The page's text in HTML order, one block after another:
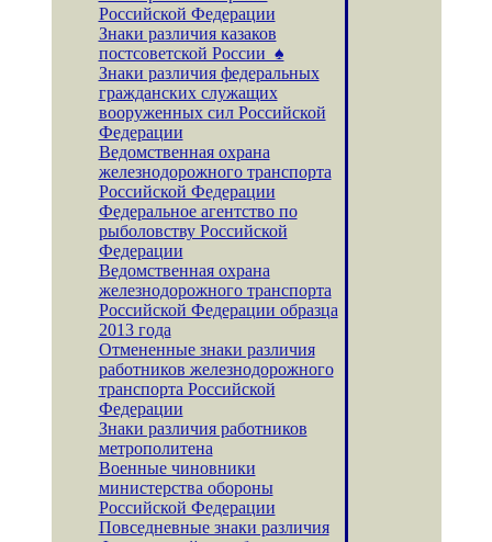
Российской Федерации
Знаки различия казаков
постсоветской России ♠
Знаки различия федеральных
гражданских служащих
вооруженных сил Российской
Федерации
Ведомственная охрана
железнодорожного транспорта
Российской Федерации
Федеральное агентство по
рыболовству Российской
Федерации
Ведомственная охрана
железнодорожного транспорта
Российской Федерации образца
2013 года
Отмененные знаки различия
работников железнодорожного
транспорта Российской
Федерации
Знаки различия работников
метрополитена
Военные чиновники
министерства обороны
Российской Федерации
Повседневные знаки различия